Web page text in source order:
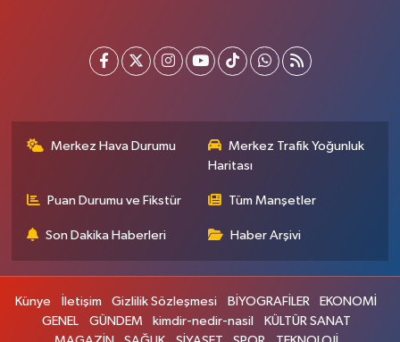
Merkez Hava Durumu
Merkez Trafik Yoğunluk
Haritası
Puan Durumu ve Fikstür Tüm Manşetler
Son Dakika Haberleri Haber Arşivi
Künye İletişim Gizlilik Sözleşmesi BİYOGRAFİLER
EKONOMİ
GENEL
GÜNDEM kimdir-nedir-nasil
KÜLTÜR SANAT